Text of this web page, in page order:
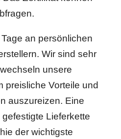
an persönlichen
Wir sind sehr
unsere
preisliche Vorteile und
auszureizen. Eine
Lieferkette
der wichtigste